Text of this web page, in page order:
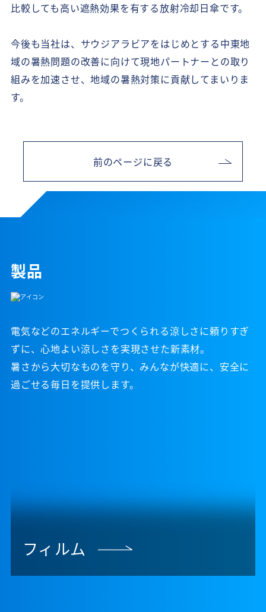
比較しても高い遮熱効果を有する放射冷却日傘です。
今後も当社は、サウジアラビアをはじめとする中東地
域の暑熱問題の改善に向けて現地パートナーとの取り
組みを加速させ、地域の暑熱対策に貢献してまいりま
す。
前のページに戻る
製品
電気などのエネルギーでつくられる涼しさに頼りすぎ
ずに、心地よい涼しさを実現させた新素材。
暑さから大切なものを守り、みんなが快適に、安全に
過ごせる毎日を提供します。
フィルム